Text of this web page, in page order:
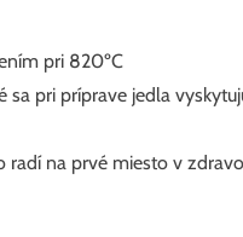
pri 820ºC
pri príprave jedla
radí na prvé miesto v